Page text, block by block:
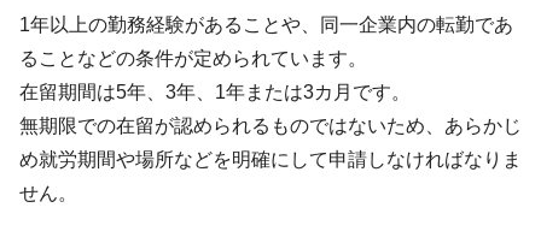
1年以上の勤務経験があることや、同一企業内の転勤であ
ることなどの条件が定められています。
在留期間は5年、3年、1年または3カ月です。
無期限での在留が認められるものではないため、あらかじ
め就労期間や場所などを明確にして申請しなければなりま
せん。